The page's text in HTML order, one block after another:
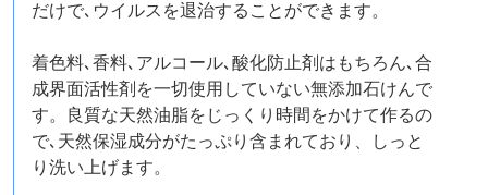
だけで､ウイルスを退治することができます。
着色料､香料､アルコール､酸化防止剤はもちろん､合
成界面活性剤を一切使用していない無添加石けんで
す。良質な天然油脂をじっくり時間をかけて作るの
で､天然保湿成分がたっぷり含まれており、しっと
り洗い上げます。